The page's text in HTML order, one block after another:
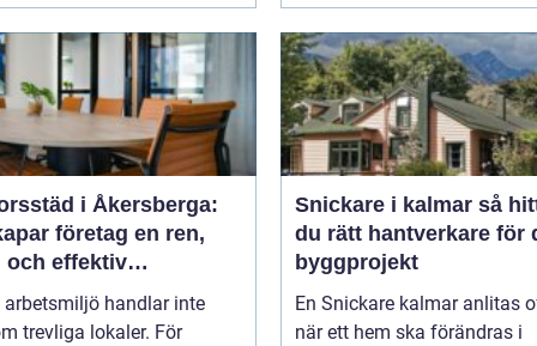
i Åkersberga:
företag en ren,
och effektiv
arbetsmiljö handlar inte
trevliga lokaler. För
Snickare i kalmar så hittar
du rätt hantverkare för
byggprojekt
En Snickare kalmar anlitas
när ett hem ska förändras i